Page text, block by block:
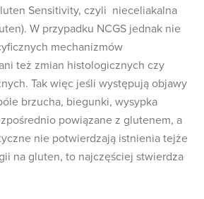
Sensitivity, czyli nieceliakalna
W przypadku NCGS jednak nie
mechanizmów
też zmian histologicznych czy
Tak więc jeśli występują objawy
brzucha, biegunki, wysypka
powiązane z glutenem, a
nie potwierdzają istnienia tejże
na gluten, to najczęściej stwierdza